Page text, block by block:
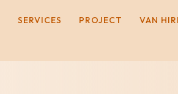
SERVICES PROJECT VAN